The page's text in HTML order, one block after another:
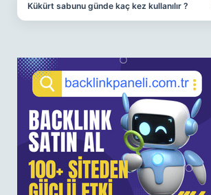
Kükürt sabunu günde kaç kez kullanılır ?